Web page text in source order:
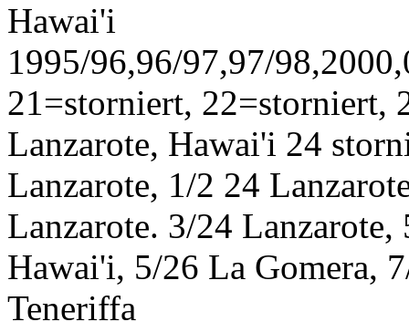
Hawai'i
1995/96,96/97,97/
21=storniert, 22=storniert,
Lanzarote, Hawai'i 24
Lanzarote, 1/2 24
Lanzarote. 3/24
Hawai'i, 5/26 La Gomera,
Teneriffa